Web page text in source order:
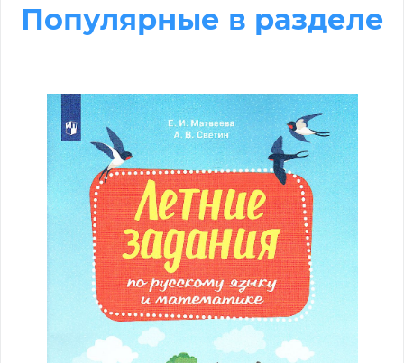
Популярные в разделе